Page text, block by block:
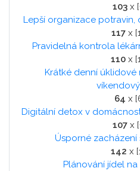
103x
Lepší organizace potravin,
117x
Pravidelná kontrola
110 x
Krátké denní
64 x
Digitální detox v
107x
Úsporné
142 x
Plánování jídel